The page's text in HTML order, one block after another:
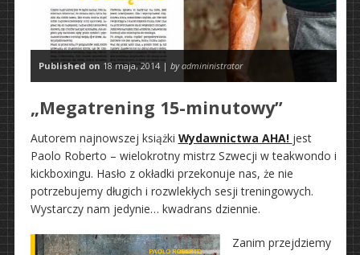
Published on 18 maja, 2014 | by admininistrator
„Megatrening 15-minutowy”
Autorem najnowszej książki Wydawnictwa AHA! jest
Paolo Roberto – wielokrotny mistrz Szwecji w teakwondo i
kickboxingu. Hasło z okładki przekonuje nas, że nie
potrzebujemy długich i rozwlekłych sesji treningowych.
Wystarczy nam jedynie… kwadrans dziennie.
Zanim przejdziemy